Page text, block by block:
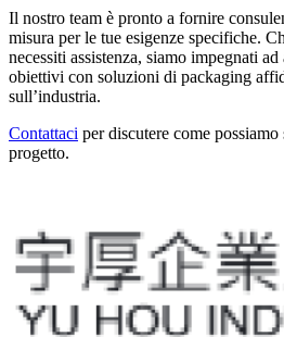
Il nostro team è pronto a fornire
misura per le tue esigenze specifiche.
necessiti assistenza, siamo impegnati
obiettivi con soluzioni di packaging
sull’industria.
Contattaci per discutere come
progetto.